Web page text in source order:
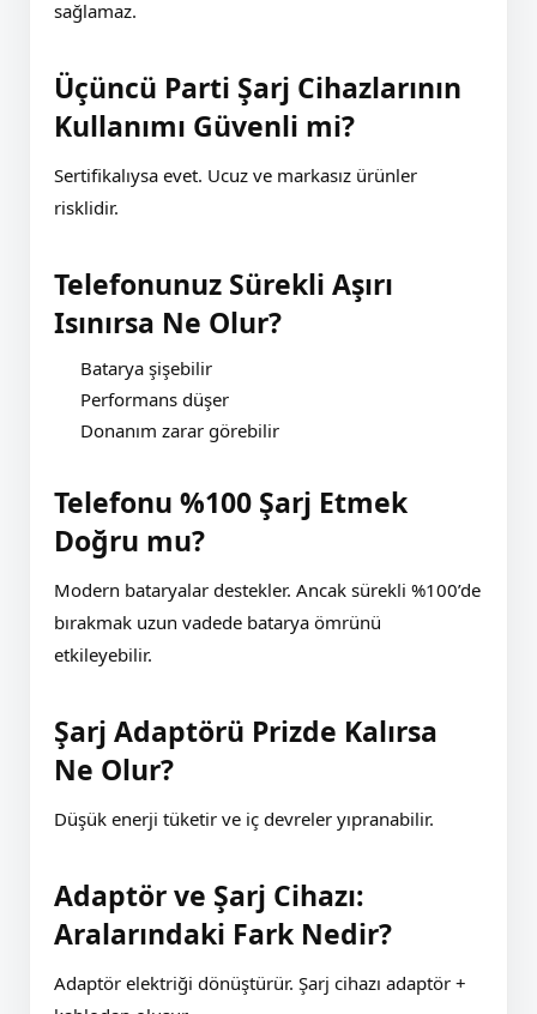
sağlamaz.
Üçüncü Parti Şarj Cihazlarının
Kullanımı Güvenli mi?
Sertifikalıysa evet. Ucuz ve markasız ürünler
risklidir.
Telefonunuz Sürekli Aşırı
Isınırsa Ne Olur?
Batarya şişebilir
Performans düşer
Donanım zarar görebilir
Telefonu %100 Şarj Etmek
Doğru mu?
Modern bataryalar destekler. Ancak sürekli %100’de
bırakmak uzun vadede batarya ömrünü
etkileyebilir.
Şarj Adaptörü Prizde Kalırsa
Ne Olur?
Düşük enerji tüketir ve iç devreler yıpranabilir.
Adaptör ve Şarj Cihazı:
Aralarındaki Fark Nedir?
Adaptör elektriği dönüştürür. Şarj cihazı adaptör +